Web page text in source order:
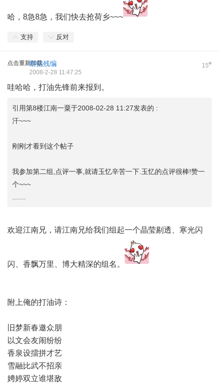
哈，8急8急，我们快去抢荷乡~~~
支持 反对
点击重新加载 15#
断指残编
2008-2-28 11:47:25
哇哈哈，打油先锋前来报到。
引用第8楼江南一粟于2008-02-28 11:27发表的 :
汗~~~
刚刚才看到这个帖子
我参加第二组,点评一事,就请玉忆辛苦一下.玉忆的点评很棒!赞一
个~~~
欢迎江南兄，请江南兄给我们组起一个晶莹剔透、寒光闪
闪、香飘万里、博大精深的组名。
附上俺的打油诗：
旧梦新春邀众朋
以文会友闹纷纷
香泉设擂拼才艺
雪融比武不招亲
娉婷双立谁堪敌